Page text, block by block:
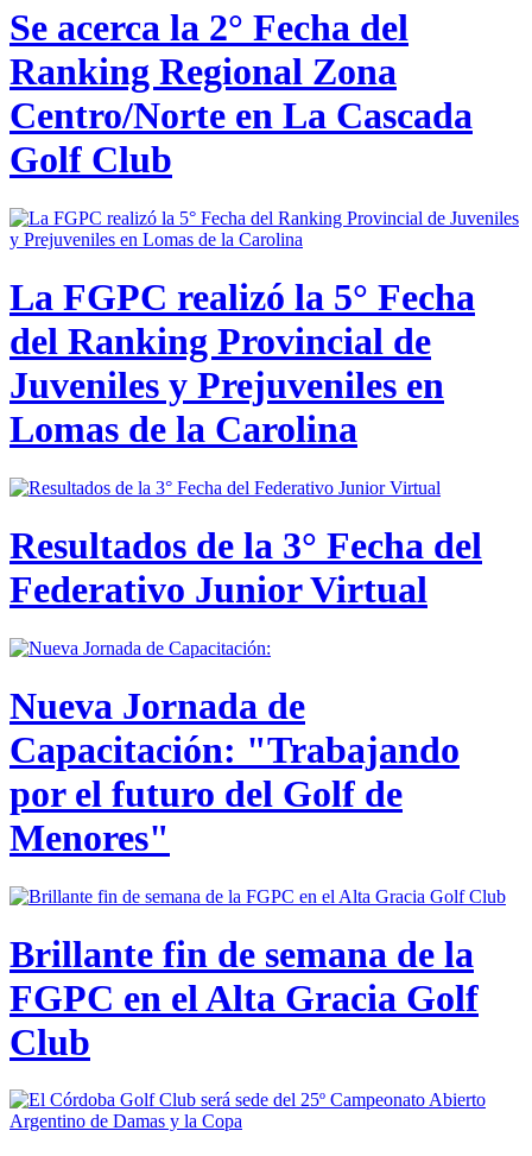
Se acerca la 2° Fecha del
Ranking Regional Zona
Centro/Norte en La Cascada
Golf Club
La FGPC realizó la 5° Fecha
del Ranking Provincial de
Juveniles y Prejuveniles en
Lomas de la Carolina
Resultados de la 3° Fecha del
Federativo Junior Virtual
Nueva Jornada de
Capacitación: "Trabajando
por el futuro del Golf de
Menores"
Brillante fin de semana de la
FGPC en el Alta Gracia Golf
Club